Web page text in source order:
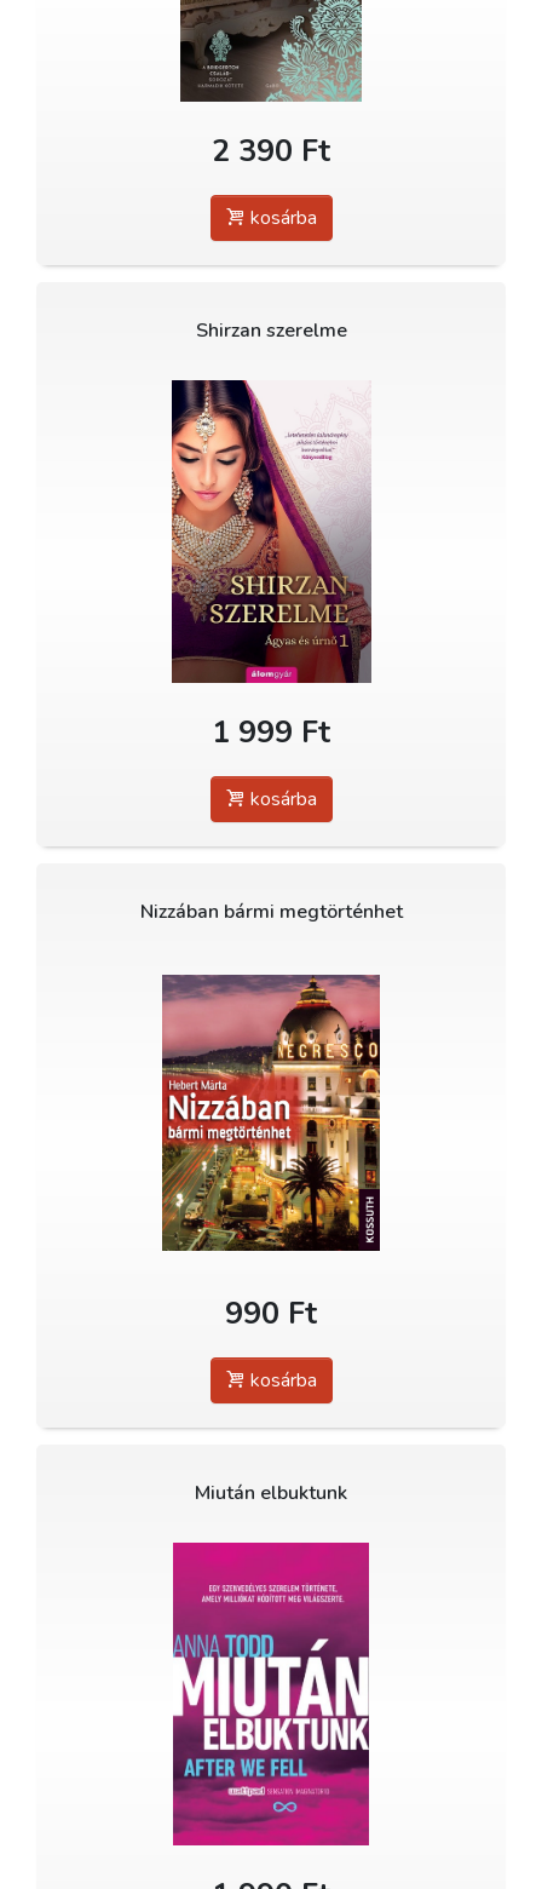
2 390 Ft
kosárba
Shirzan szerelme
1 999 Ft
kosárba
Nizzában bármi megtörténhet
990 Ft
kosárba
Miután elbuktunk